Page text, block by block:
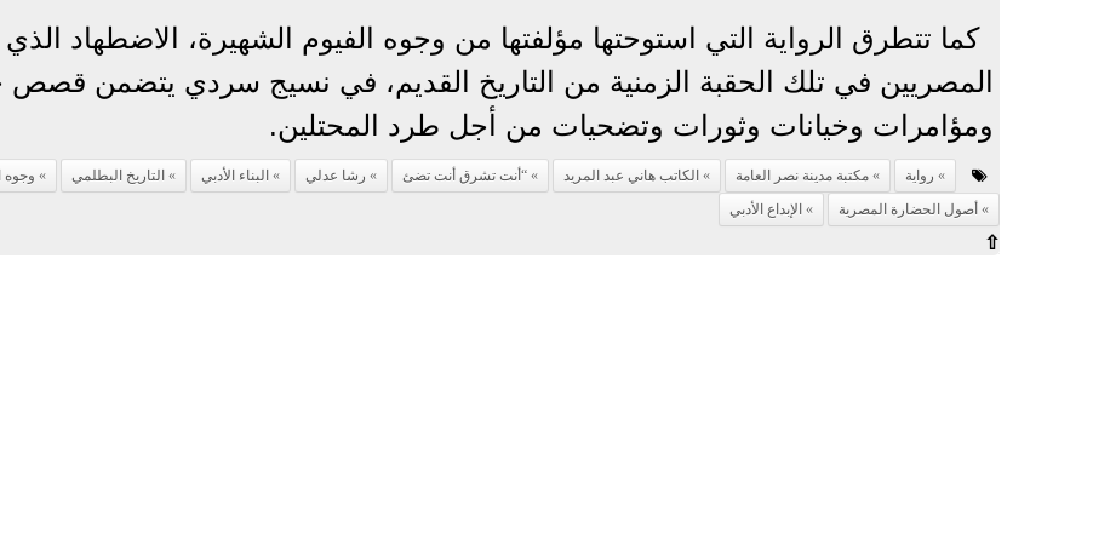
كما تتطرق الرواية التي استوحتها مؤلفتها من وجوه الفيوم الشهيرة، الاضطهاد الذي
المصريين في تلك الحقبة الزمنية من التاريخ القديم، في نسيج سردي يتضمن
ومؤامرات وخيانات وثورات وتضحيات من أجل طرد المحتلين.
رواية مكتبة مدينة نصر العامة الكاتب هاني عبد المريد “أنت تشرق أنت تضئ رشا عدلي البناء الأدبي التاريخ البطلمي
وجوه
أصول الحضارة المصرية
الإبداع الأدبي
⇧